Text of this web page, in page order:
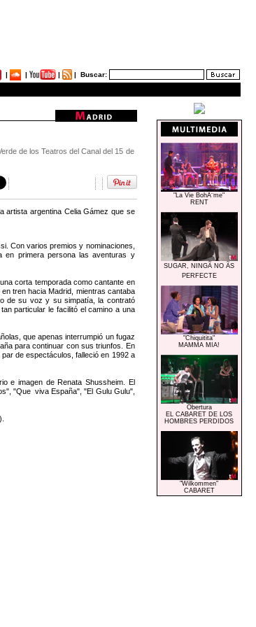
| | | | Buscar:
de los Teatros del Canal del 15 de
artista argentina Celia Gámez que se
Con varios premios y nominaciones,
en primera persona las aventuras y
corta temporada como cantante en
tren hacia Madrid, mientras cantaba
de su voz y su simpatía, la contrató
particular le facilitó el camino a una
que apenas interrumpió un fugaz
para continuar con sus triunfos. En
de espectáculos, falleció en 1992 a
e imagen de Renata Shussheim. El
"Que viva España", "El Gulu Gulu",
"La Vie BohÃ¨me"
RENT
SUGAR, NINGÃ NO ÃS
PERFECTE
"Chiquitita"
MAMMA MIA!
Obertura
EL CABARET DE LOS
HOMBRES PERDIDOS
"Wilkommen"
CABARET